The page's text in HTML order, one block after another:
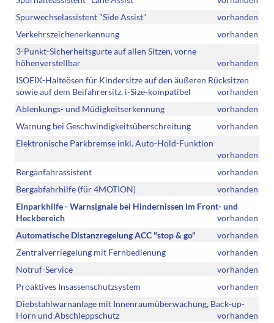
Spurwechselassistent "Side Assist"
vorhanden
Verkehrszeichenerkennung
vorhanden
3-Punkt-Sicherheitsgurte auf allen Sitzen, vorne
höhenverstellbar
vorhanden
ISOFIX-Halteösen für Kindersitze auf den äußeren Rücksitzen
sowie auf dem Beifahrersitz, i-Size-kompatibel
vorhanden
Ablenkungs- und Müdigkeitserkennung
vorhanden
Warnung bei Geschwindigkeitsüberschreitung
vorhanden
Elektronische Parkbremse inkl. Auto-Hold-Funktion
vorhanden
Berganfahrassistent
vorhanden
Bergabfahrhilfe (für 4MOTION)
vorhanden
Einparkhilfe - Warnsignale bei Hindernissen im Front- und
Heckbereich
vorhanden
Automatische Distanzregelung ACC "stop & go"
vorhanden
Zentralverriegelung mit Fernbedienung
vorhanden
Notruf-Service
vorhanden
Proaktives Insassenschutzsystem
vorhanden
Diebstahlwarnanlage mit Innenraumüberwachung, Back-up-
Horn und Abschleppschutz
vorhanden